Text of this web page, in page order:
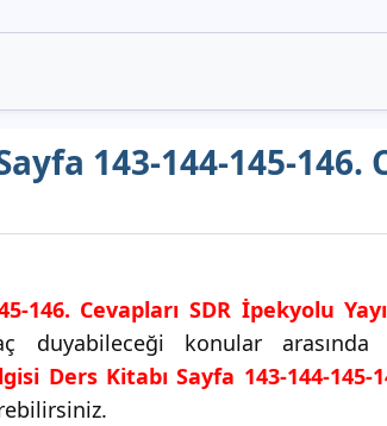
143-144-145-146.
146. Cevapları SDR İpekyolu
duyabileceği konular
Ders Kitabı Sayfa 143-144-145-